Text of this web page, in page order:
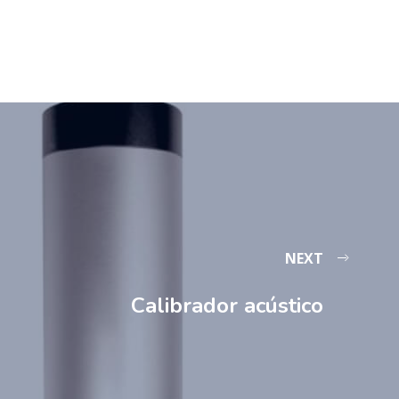
NEXT
Calibrador acústico